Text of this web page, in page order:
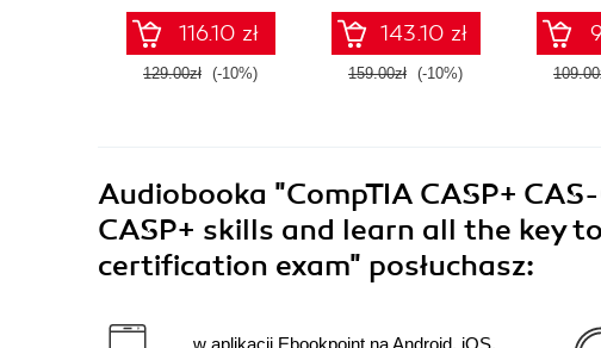
new CAS-005 exam -
Second Edition
116.10 zł
129.00zł (-10%)
certification exam
143.10 zł
159.00zł (-10%)
Audiobooka "CompTIA CASP+
CASP+ skills and learn all the key
certification exam" posłuchasz:
w aplikacji Ebookpoint na Android, iOS,